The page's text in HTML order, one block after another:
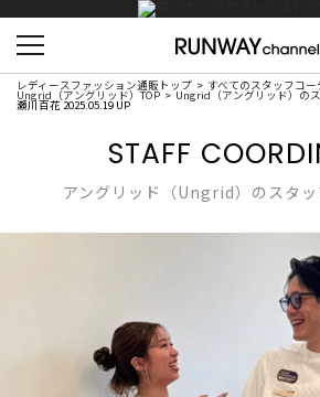
レディースファッション通販トップ すべてのスタッフコー
Ungrid（アングリッド）TOP Ungrid（アングリッド）の
瀬川百花 2025.05.19 UP
STAFF
アングリッド（Ungrid）のスタッ